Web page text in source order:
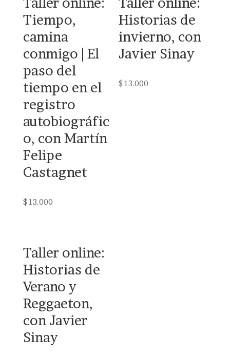
Tiempo,
camina
conmigo | El
paso del
tiempo en el
registro
autobiográfic
o, con Martín
Felipe
Castagnet
$ 13.000
Historias de
invierno, con
Javier Sinay
$ 13.000
Taller online:
Historias de
Verano y
Reggaeton,
con Javier
Sinay